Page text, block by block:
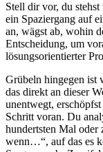
Stell dir vor, du
ein Spaziergang auf
an, wägst ab, wohin
Entscheidung, um
lösungsorientierter
Grübeln hingegen ist
das direkt an dieser
unentwegt,
Schritt voran. Du
hundertsten Mal oder
wenn…“, auf das es